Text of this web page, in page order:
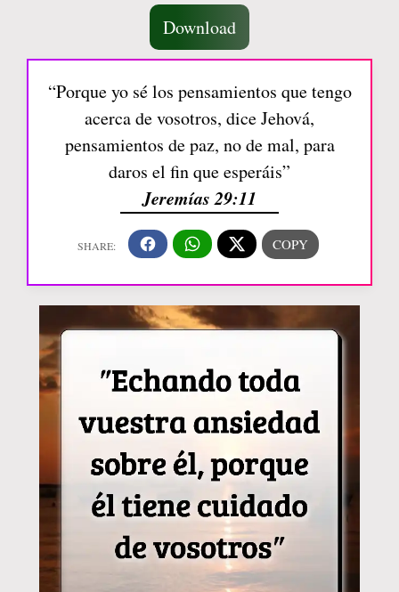
Download
“Porque yo sé los pensamientos que tengo
acerca de vosotros, dice Jehová,
pensamientos de paz, no de mal, para
daros el fin que esperáis”
Jeremías 29:11